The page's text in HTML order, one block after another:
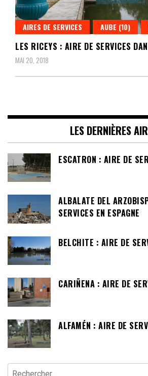
AIRES DE SERVICES AUBE (10)
LES RICEYS : AIRE DE SERVICES
MAI 20, 2018
LES DERNIÈRES
ESCATRON : AIRE DE
ALBALATE DEL
SERVICES EN ESPAGNE
BELCHITE : AIRE DE
CARIÑENA : AIRE DE
ALFAMÉN : AIRE DE
Rechercher :